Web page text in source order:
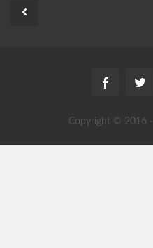
Copyright © 2016 -